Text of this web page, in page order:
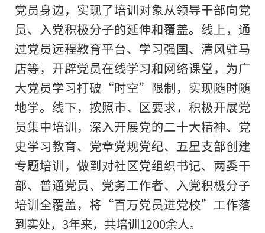
党员身边，实现了培训对象从领导干部向党
员、入党积极分子的延伸和覆盖。线上，通
过党员远程教育平台、学习强国、清风驻马
店等，开辟党员在线学习和网络课堂，为广
大党员学习打破“时空”限制，实现随时随
地学。线下，按照市、区要求，积极开展党
员集中培训，深入开展党的二十大精神、党
史学习教育、党章党规党纪、五星支部创建
专题培训，做到对社区党组织书记、两委干
部、普通党员、党务工作者、入党积极分子
培训全覆盖，将“百万党员进党校”工作落
到实处，3年来，共培训1200余人。